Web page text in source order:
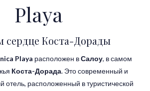
Playa
сердце Коста-Дорады
Playa расположен вСалоу, в самом
Коста-Дорада. Это современный и
отель, расположенный в туристической